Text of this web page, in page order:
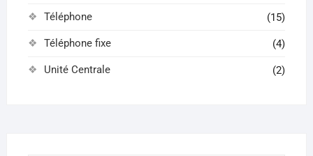
Téléphone (15)
Téléphone fixe (4)
Unité Centrale (2)